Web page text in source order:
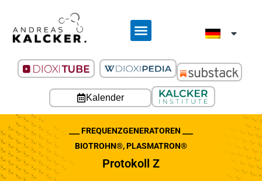
Kalender
___ FREQUENZGENERATOREN ___
BIOTROHN®, PLASMATRON®
Protokoll Z